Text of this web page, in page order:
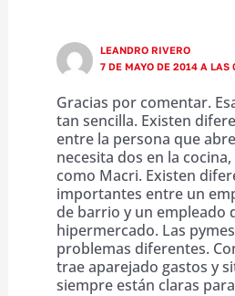
LEANDRO RIVERO
7 DE MAYO DE 2014 A LAS
Gracias por comentar.
tan sencilla. Existen
entre la persona que
necesita dos en la
como Macri. Existen
importantes entre un
de barrio y un empleado
hipermercado. Las
problemas diferentes.
trae aparejado gastos y
siempre están claras